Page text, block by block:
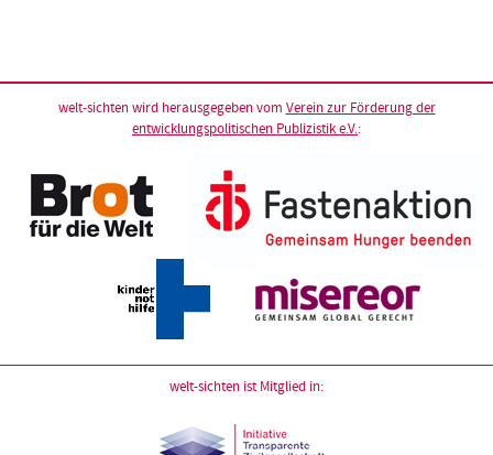
welt-sichten wird herausgegeben vom Verein zur Förderung der
entwicklungspolitischen Publizistik e.V.:
welt-sichten ist Mitglied in: